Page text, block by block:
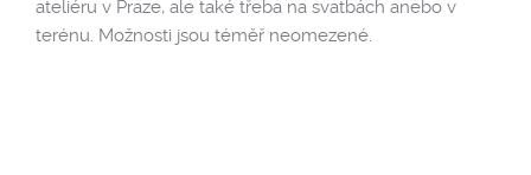
ateliéru v Praze, ale také třeba na svatbách anebo v
terénu. Možnosti jsou téměř neomezené.